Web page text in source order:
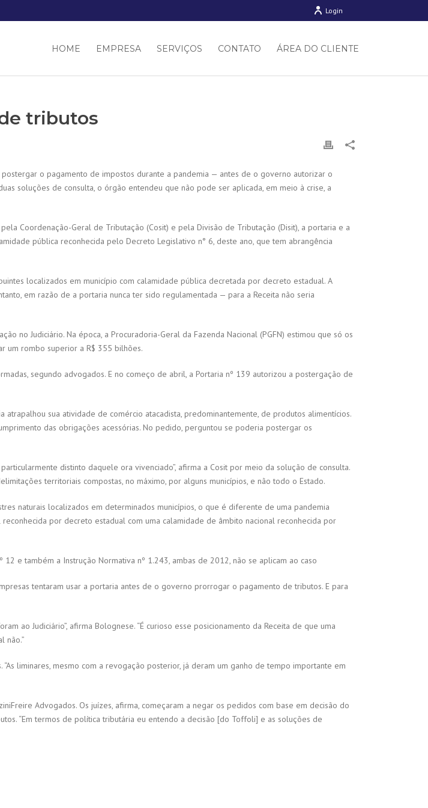
Login
HOME EMPRESA SERVIÇOS CONTATO ÁREA DO CLIENTE
tributos
o pagamento de impostos durante a pandemia — antes de o governo autorizar o
soluções de consulta, o órgão entendeu que não pode ser aplicada, em meio à crise, a
Coordenação-Geral de Tributação (Cosit) e pela Divisão de Tributação (Disit), a portaria e a
pública reconhecida pelo Decreto Legislativo n° 6, deste ano, que tem abrangência
localizados em município com calamidade pública decretada por decreto estadual. A
em razão de a portaria nunca ter sido regulamentada — para a Receita não seria
no Judiciário. Na época, a Procuradoria-Geral da Fazenda Nacional (PGFN) estimou que só os
um rombo superior a R$ 355 bilhões.
segundo advogados. E no começo de abril, a Portaria nº 139 autorizou a postergação de
sua atividade de comércio atacadista, predominantemente, de produtos alimentícios.
das obrigações acessórias. No pedido, perguntou se poderia postergar os
distinto daquele ora vivenciado”, afirma a Cosit por meio da solução de consulta.
territoriais compostas, no máximo, por alguns municípios, e não todo o Estado.
naturais localizados em determinados municípios, o que é diferente de uma pandemia
por decreto estadual com uma calamidade de âmbito nacional reconhecida por
e também a Instrução Normativa nº 1.243, ambas de 2012, não se aplicam ao caso
tentaram usar a portaria antes de o governo prorrogar o pagamento de tributos. E para
ao Judiciário”, afirma Bolognese. “É curioso esse posicionamento da Receita de que uma
não.”
liminares, mesmo com a revogação posterior, já deram um ganho de tempo importante em
Advogados. Os juízes, afirma, começaram a negar os pedidos com base em decisão do
“Em termos de política tributária eu entendo a decisão [do Toffoli] e as soluções de